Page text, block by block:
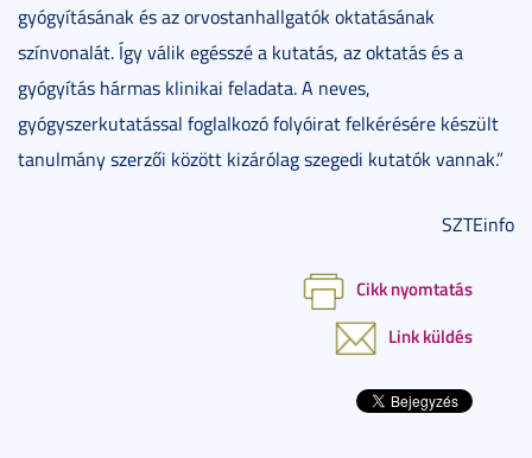
gyógyításának és az orvostanhallgatók oktatásának
színvonalát. Így válik egésszé a kutatás, az oktatás és a
gyógyítás hármas klinikai feladata. A neves,
gyógyszerkutatással foglalkozó folyóirat felkérésére készült
tanulmány szerzői között kizárólag szegedi kutatók vannak.”
SZTEinfo
Cikk nyomtatás
Link küldés